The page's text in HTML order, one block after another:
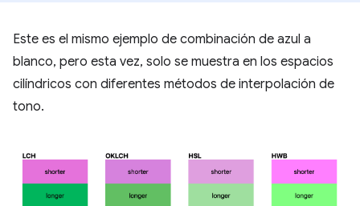
Este es el mismo ejemplo de combinación de azul a
blanco, pero esta vez, solo se muestra en los espacios
cilíndricos con diferentes métodos de interpolación de
tono.